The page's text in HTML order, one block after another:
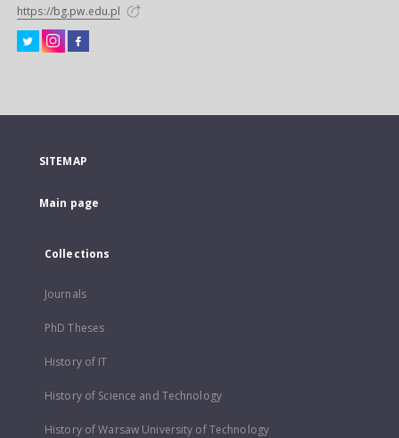
https://bg.pw.edu.pl
SITEMAP
Main page
Collections
Journals
PhD Theses
History of IT
History of Science and Technology
History of Warsaw University of Technology